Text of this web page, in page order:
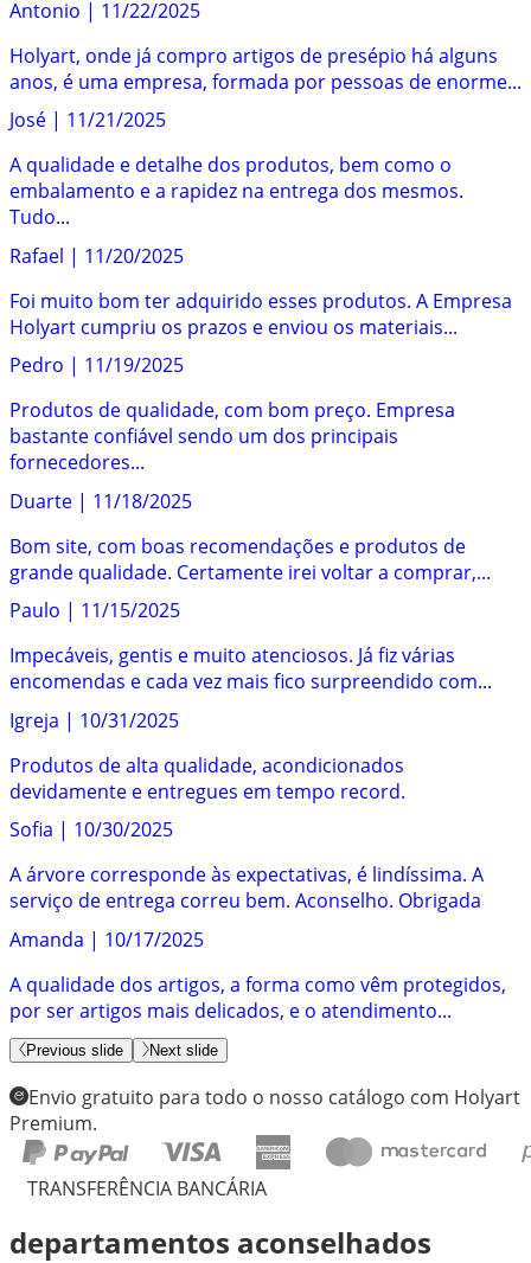
Antonio | 11/22/2025
Holyart, onde já compro artigos de presépio há alguns
anos, é uma empresa, formada por pessoas de enorme...
José | 11/21/2025
A qualidade e detalhe dos produtos, bem como o
embalamento e a rapidez na entrega dos mesmos.
Tudo...
Rafael | 11/20/2025
Foi muito bom ter adquirido esses produtos. A Empresa
Holyart cumpriu os prazos e enviou os materiais...
Pedro | 11/19/2025
Produtos de qualidade, com bom preço. Empresa
bastante confiável sendo um dos principais
fornecedores...
Duarte | 11/18/2025
Bom site, com boas recomendações e produtos de
grande qualidade. Certamente irei voltar a comprar,...
Paulo | 11/15/2025
Impecáveis, gentis e muito atenciosos. Já fiz várias
encomendas e cada vez mais fico surpreendido com...
Igreja | 10/31/2025
Produtos de alta qualidade, acondicionados
devidamente e entregues em tempo record.
Sofia | 10/30/2025
A árvore corresponde às expectativas, é lindíssima. A
serviço de entrega correu bem. Aconselho. Obrigada
Amanda | 10/17/2025
A qualidade dos artigos, a forma como vêm protegidos,
por ser artigos mais delicados, e o atendimento...
Previous slide Next slide
Envio gratuito para todo o nosso catálogo com Holyart
Premium.
TRANSFERÊNCIA BANCÁRIA
departamentos aconselhados